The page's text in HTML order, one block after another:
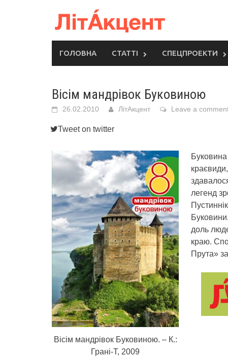
ГОЛОВНА СТАТТІ СПЕЦПРОЕКТИ
Вісім мандрівок Буковиною
26.02.2010 ЛітАкцент Leave a
Tweet on twitter
Вісім мандрівок Буковиною. – К.:
Грані-Т, 2009
Буковина
легенд
доль
краю.
Прута»